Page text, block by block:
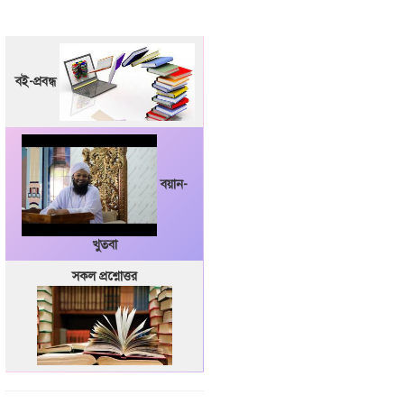
বই-প্রবন্ধ
বয়ান-
খুতবা
সকল প্রশ্নোত্তর